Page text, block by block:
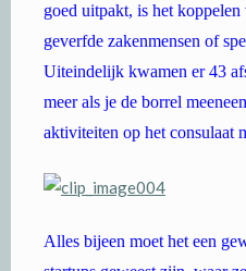
goed uitpakt, is het
geverfde zakenmensen of
Uiteindelijk kwamen er 43
meer als je de borrel
aktiviteiten op het consulaat
Alles bijeen moet het een